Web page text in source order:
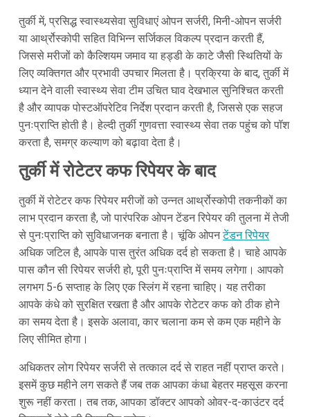
तुर्की में, प्रसिद्ध स्वास्थ्यसेवा सुविधाएं ओपन सर्जरी, मिनी-ओपन सर्जरी
या आर्थ्रोस्कोपी सहित विभिन्न सर्जिकल विकल्प प्रदान करती हैं,
जिससे मरीजों को कैल्शियम जमाव या हड्डी के काटे जैसी स्थितियों के
लिए व्यक्तिगत और प्रभावी उपचार मिलता है। प्रक्रिया के बाद, तुर्की में
ध्यान देने वाली स्वास्थ्य सेवा टीम उचित घाव देखभाल सुनिश्चित करती
है और व्यापक पोस्टऑपरेटिव निर्देश प्रदान करती है, जिससे एक सहज
पुनःप्राप्ति होती है। हेल्दी तुर्की गुणवत्ता स्वास्थ्य सेवा तक पहुंच को पॉश
करता है, समग्र कल्याण को बढ़ावा देता है।
तुर्की में रोटेटर कफ रिपेयर के बाद
तुर्की में रोटेटर कफ रिपेयर मरीजों को उन्नत आर्थ्रोस्कोपी तकनीकों का
लाभ प्रदान करता है, जो पारंपरिक ओपन टेंडन रिपेयर की तुलना में तेजी
से पुनःप्राप्ति को सुविधाजनक बनाता है। चूंकि ओपनटेंडन रिपेयर
अधिक जटिल है, आपके पास तुरंत अधिक दर्द हो सकता है। चाहे आपके
पास कौन सी रिपेयर सर्जरी हो, पूरी पुनःप्राप्ति में समय लगेगा। आपको
लगभग 5-6 सप्ताह के लिए एक स्लिंग में रहना चाहिए। यह तरीका
आपके कंधे को सुरक्षित रखता है और आपके रोटेटर कफ को ठीक होने
का समय देता है। इसके अलावा, कार चलाना कम से कम एक महीने के
लिए सीमित होगा।
अधिकतर लोग रिपेयर सर्जरी से तत्काल दर्द से राहत नहीं प्राप्त करते।
इसमें कुछ महीने लग सकते हैं जब तक आपका कंधा बेहतर महसूस करना
शुरू नहीं करता। तब तक, आपका डॉक्टर आपको ओवर-द-काउंटर दर्द